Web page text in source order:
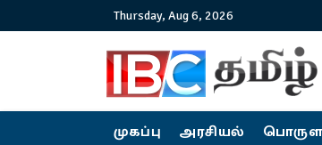
Thursday, Aug 6, 2026
முகப்பு அரசியல்